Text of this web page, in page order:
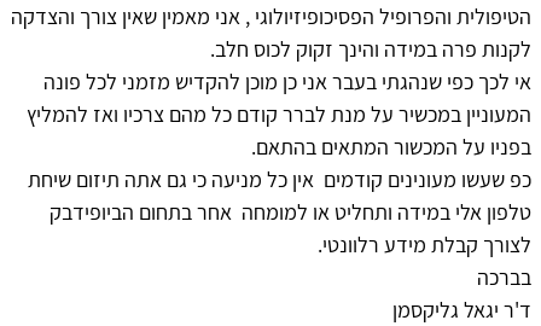
הטיפולית והפרופיל הפסיכופיזיולוגי , אני מאמין שאין צורך והצדקה
לקנות פרה במידה והינך זקוק לכוס חלב.
אי לכך כפי שנהגתי בעבר אני כן מוכן להקדיש מזמני לכל פונה
המעוניין במכשיר על מנת לברר קודם כל מהם צרכיו ואז להמליץ
בפניו על המכשור המתאים בהתאם.
כפ שעשו מעונינים קודמים אין כל מניעה כי גם אתה תיזום שיחת
טלפון אלי במידה ותחליט או למומחה אחר בתחום הביופידבק
לצורך קבלת מידע רלוונטי.
בברכה
ד'ר יגאל גליקסמן